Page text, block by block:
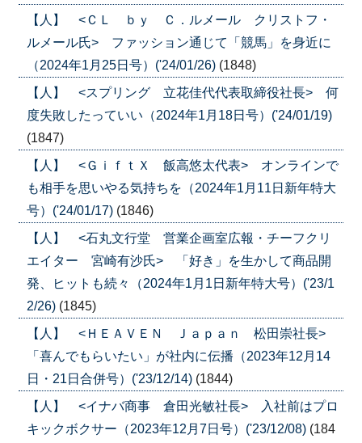
【人】 <ＣＬ ｂｙ Ｃ．ルメール クリストフ・
ルメール氏> ファッション通じて「競馬」を身近に
（2024年1月25日号）('24/01/26) (1848)
【人】 <スプリング 立花佳代代表取締役社長> 何
度失敗したっていい（2024年1月18日号）('24/01/19)
(1847)
【人】 <ＧｉｆｔＸ 飯高悠太代表> オンラインで
も相手を思いやる気持ちを（2024年1月11日新年特大
号）('24/01/17) (1846)
【人】 <石丸文行堂 営業企画室広報・チーフクリ
エイター 宮崎有沙氏> 「好き」を生かして商品開
発、ヒットも続々（2024年1月1日新年特大号）('23/1
2/26) (1845)
【人】 <ＨＥＡＶＥＮ Ｊａｐａｎ 松田崇社長>
「喜んでもらいたい」が社内に伝播（2023年12月14
日・21日合併号）('23/12/14) (1844)
【人】 <イナバ商事 倉田光敏社長> 入社前はプロ
キックボクサー（2023年12月7日号）('23/12/08) (184